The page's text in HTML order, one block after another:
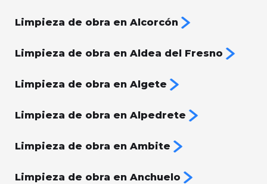
Limpieza de obra en Alcorcón
Limpieza de obra en Aldea del Fresno
Limpieza de obra en Algete
Limpieza de obra en Alpedrete
Limpieza de obra en Ambite
Limpieza de obra en Anchuelo